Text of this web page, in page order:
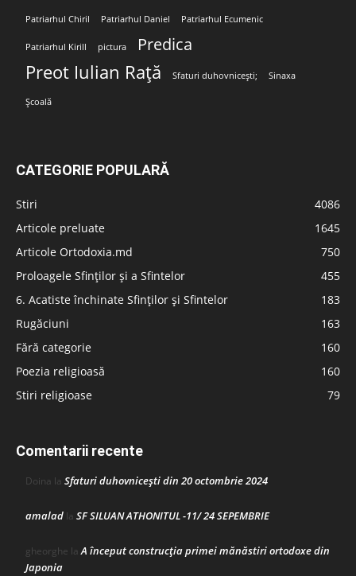
Patriarhul Chiril Patriarhul Daniel Patriarhul Ecumenic
Patriarhul Kirill pictura Predica
Preot Iulian Rață Sfaturi duhovnicești; Sinaxa
Școală
CATEGORIE POPULARĂ
Stiri
4086
Articole preluate
1645
Articole Ortodoxia.md
750
Proloagele Sfinților și a Sfintelor
455
6. Acatiste închinate Sfinților și Sfintelor
183
Rugăciuni
163
Fără categorie
160
Poezia religioasă
160
Stiri religioase
79
Comentarii recente
Doina la Sfaturi duhovnicești din 20 octombrie 2024
amalad la SF SILUAN ATHONITUL -11/ 24 SEPEMBRIE
gheorghe laA început construcţia primei mănăstiri ortodoxe din
Japonia